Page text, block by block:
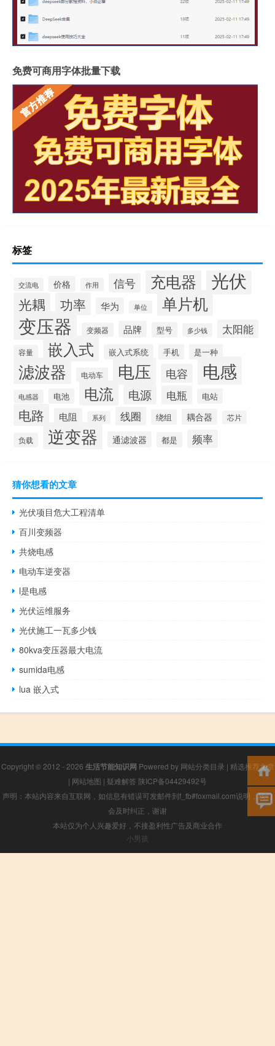
免费可商用字体批量下载
标签
交流电 价格 作用 信号 充电器 光伏
光耦 功率 华为 单位 单片机
变压器 变频器 品牌 型号 多少钱 太阳能
容量 嵌入式 嵌入式系统 手机 是一种
滤波器 电动车 电压 电容 电感
电感器 电池 电流 电源 电瓶 电站
电路 电阻 系列 线圈 绕组 耦合器 芯片
负载 逆变器 通滤波器 都是 频率
猜你想看的文章
光伏项目危大工程清单
百川变频器
共烧电感
电动车逆变器
l是电感
光伏运维服务
光伏施工一瓦多少钱
80kva变压器最大电流
sumida电感
lua 嵌入式
Copyright © 2012 - 2026 生活节能知识网 Powered by 网站分类目录 | 精选推荐文章
| 网站地图 | 疑难解答 陕ICP备04429492号
声明：本站内容来自互联网，如信息有错误可发邮件到f_fb#foxmail.com说明，我们
会及时纠正，谢谢
本站仅为个人兴趣爱好，不接盈利性广告及商业合作
小男孩